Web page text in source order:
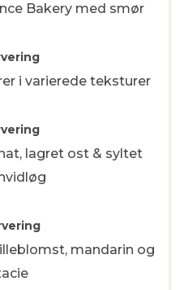
Bakery med smør
i varierede teksturer
lagret ost & syltet
mandarin og